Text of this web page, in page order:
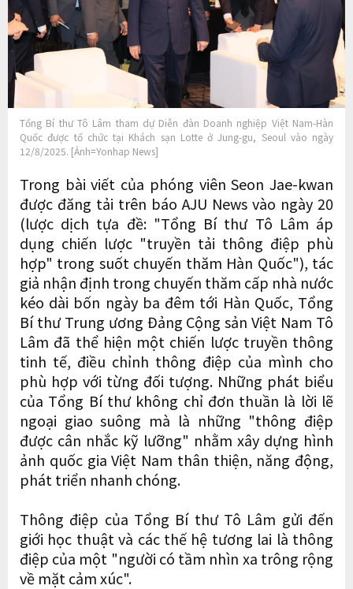
Tổng Bí thư Tô Lâm tham dự Diễn đàn Doanh nghiệp Việt Nam-Hàn
Quốc được tổ chức tại Khách sạn Lotte ở Jung-gu, Seoul vào ngày
12/8/2025. [Ảnh=Yonhap News]
Trong bài viết của phóng viên Seon Jae-kwan
được đăng tải trên báo AJU News vào ngày 20
(lược dịch tựa đề: "Tổng Bí thư Tô Lâm áp
dụng chiến lược "truyền tải thông điệp phù
hợp" trong suốt chuyến thăm Hàn Quốc"), tác
giả nhận định trong chuyến thăm cấp nhà nước
kéo dài bốn ngày ba đêm tới Hàn Quốc, Tổng
Bí thư Trung ương Đảng Cộng sản Việt Nam Tô
Lâm đã thể hiện một chiến lược truyền thông
tinh tế, điều chỉnh thông điệp của mình cho
phù hợp với từng đối tượng. Những phát biểu
của Tổng Bí thư không chỉ đơn thuần là lời lẽ
ngoại giao suông mà là những "thông điệp
được cân nhắc kỹ lưỡng" nhằm xây dựng hình
ảnh quốc gia Việt Nam thân thiện, năng động,
phát triển nhanh chóng.
Thông điệp của Tổng Bí thư Tô Lâm gửi đến
giới học thuật và các thế hệ tương lai là thông
điệp của một "người có tầm nhìn xa trông rộng
về mặt cảm xúc".